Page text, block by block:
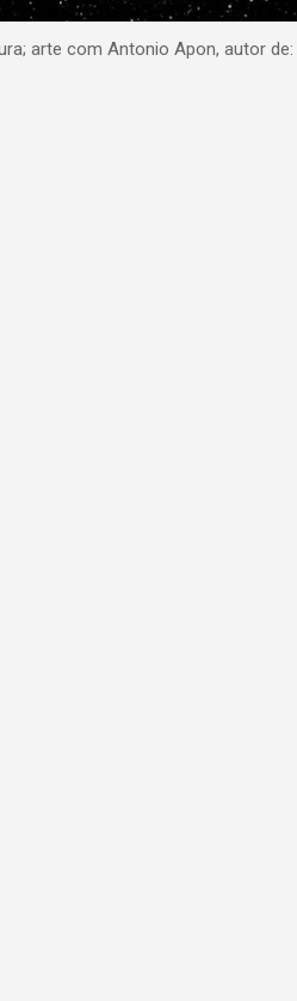
arte com Antonio Apon, autor de: